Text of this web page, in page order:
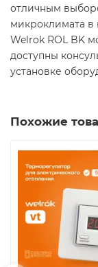
отличным
микроклимата
Welrok ROL BK
доступны
установке
Похожие